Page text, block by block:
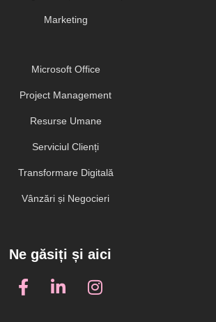
Marketing
Microsoft Office
Project Management
Resurse Umane
Serviciul Clienți
Transformare Digitală
Vânzări și Negocieri
Ne găsiți și aici